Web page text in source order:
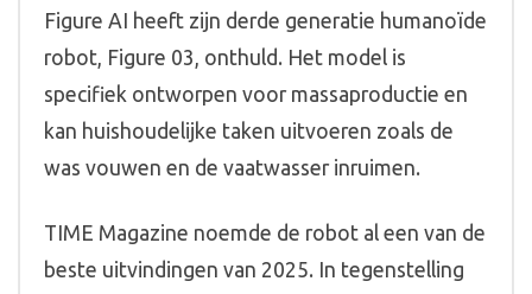
Figure AI heeft zijn derde generatie humanoïde
robot, Figure 03, onthuld. Het model is
specifiek ontworpen voor massaproductie en
kan huishoudelijke taken uitvoeren zoals de
was vouwen en de vaatwasser inruimen.
TIME Magazine noemde de robot al een van de
beste uitvindingen van 2025. In tegenstelling